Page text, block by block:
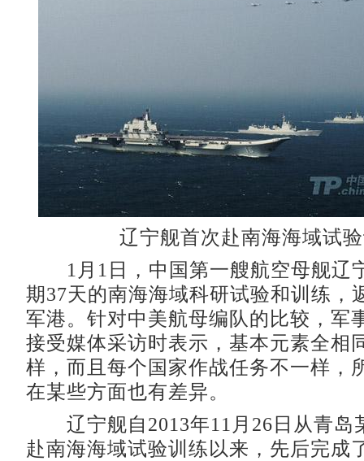
辽宁舰首次赴南海海域试
1月1日，中国第一艘航空母舰辽
期37天的南海海域科研试验和训练，
军港。针对中美航母编队的比较，军
接受媒体采访时表示，基本元素全相
样，而且每个国家作战任务不一样，
在某些方面也有差异。
辽宁舰自2013年11月26日从青岛
赴南海海域试验训练以来，先后完成